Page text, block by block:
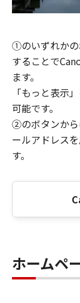
①のいずれかの
することで
ます。
「もっと表示
可能です。
②のボタンから
ールアドレス
す。
ホームペ